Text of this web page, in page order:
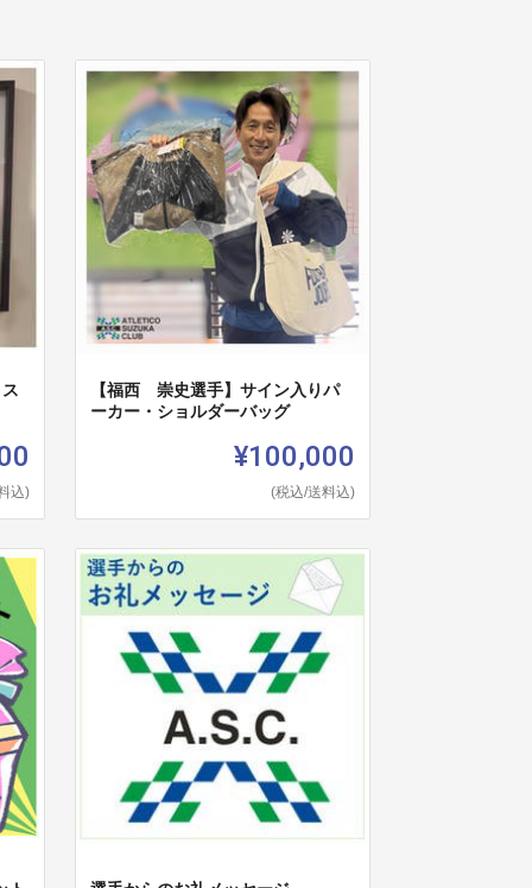
込)
【福西 崇史選手】サイン入りパ
ーカー・ショルダーバッグ
¥100,000
(税込/送料込)